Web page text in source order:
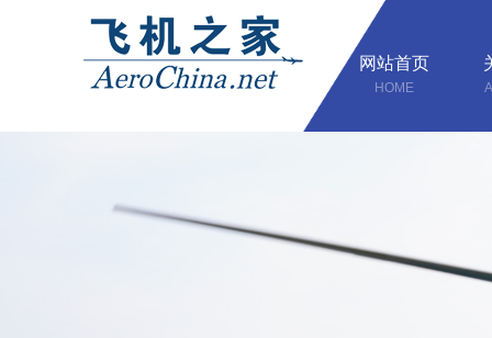
网站首页
HOME